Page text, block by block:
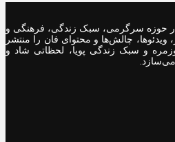
۱۳۹۰ رسانه‌ای در حوزه سرگرمی، سبک زندگی، فرهنگی و
چالش‌ها و محتوای فان را منتشر
و سبک زندگی پویا، لحظاتی شاد و